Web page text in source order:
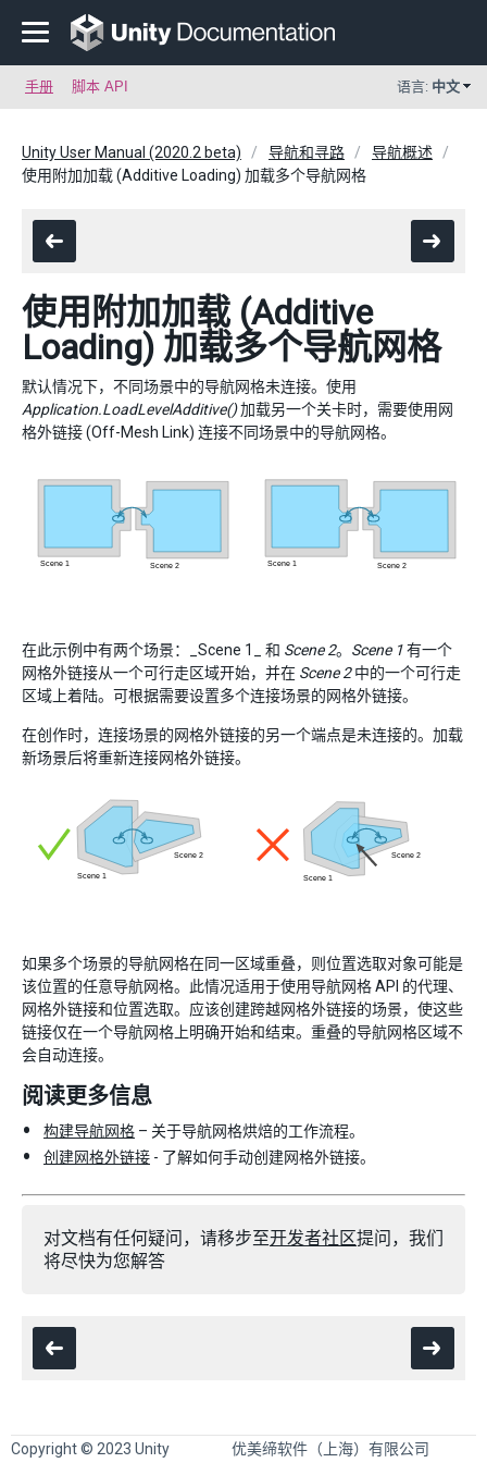
手册 脚本 API 语言: 中文
Unity User Manual (2020.2 beta) 导航和寻路
导航概述
使用附加加载 (Additive Loading) 加载多个导航网格
使用附加加载 (Additive
Loading) 加载多个导航网格
默认情况下，不同场景中的导航网格未连接。使用
Application.LoadLevelAdditive()加载另一个关卡时，需要使用网
格外链接 (Off-Mesh Link) 连接不同场景中的导航网格。
在此示例中有两个场景：_Scene 1_ 和 Scene 2。 Scene 1有一个
网格外链接从一个可行走区域开始，并在 Scene 2中的一个可行走
区域上着陆。可根据需要设置多个连接场景的网格外链接。
在创作时，连接场景的网格外链接的另一个端点是未连接的。加载
新场景后将重新连接网格外链接。
如果多个场景的导航网格在同一区域重叠，则位置选取对象可能是
该位置的任意导航网格。此情况适用于使用导航网格 API 的代理、
网格外链接和位置选取。应该创建跨越网格外链接的场景，使这些
链接仅在一个导航网格上明确开始和结束。重叠的导航网格区域不
会自动连接。
阅读更多信息
构建导航网格 – 关于导航网格烘焙的工作流程。
创建网格外链接 - 了解如何手动创建网格外链接。
对文档有任何疑问，请移步至开发者社区提问，我们
将尽快为您解答
Copyright © 2023 Unity
优美缔软件（上海）有限公司